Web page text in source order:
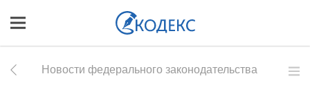
Новости федерального законодательства